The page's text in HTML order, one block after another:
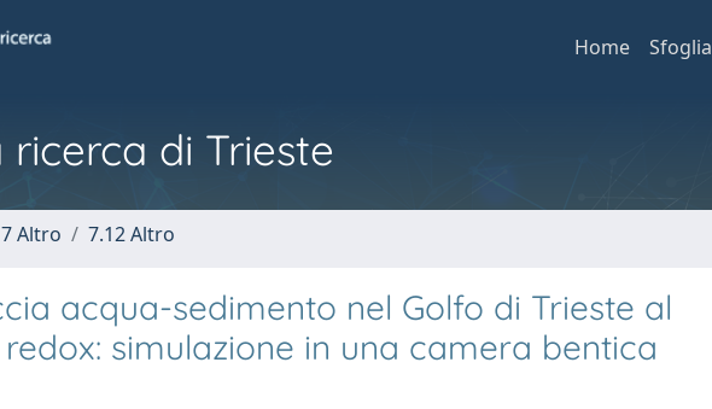
Home Sfoglia
di Trieste
7 Altro 7.12 Altro
acqua-sedimento nel Golfo di Trieste al
simulazione in una camera bentica